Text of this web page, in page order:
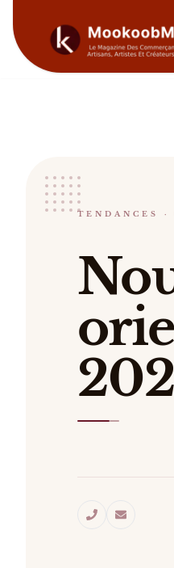
Nouvelle
Catalogue :
TENDANCES